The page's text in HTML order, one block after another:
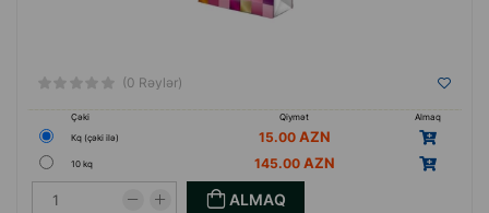
(0 Rəylər)
Çəki Qiymət
Almaq
Кq (çəki ilə)
15.00
10 kq 145.00
ALMAQ